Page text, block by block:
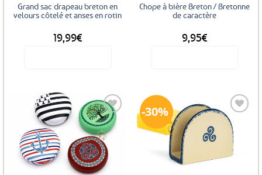
Grand sac drapeau breton en
velours côtelé et anses en rotin
19,99€
Chope à bière Breton / Bretonne
de caractère
9,95€
Ajouter
aux
favoris
30%
Ajouter
aux
favoris